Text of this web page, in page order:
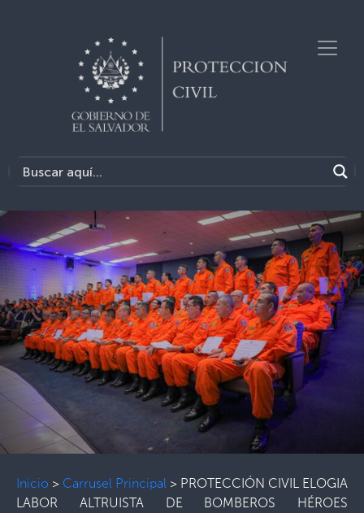
Inicio > Carrusel Principal > PROTECCIÓN CIVIL ELOGIA
LABOR ALTRUISTA DE BOMBEROS HÉROES